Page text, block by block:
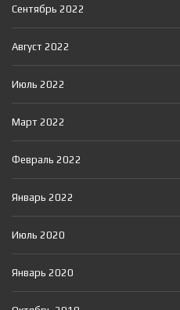
Сентябрь 2022
Август 2022
Июль 2022
Март 2022
Февраль 2022
Январь 2022
Июль 2020
Январь 2020